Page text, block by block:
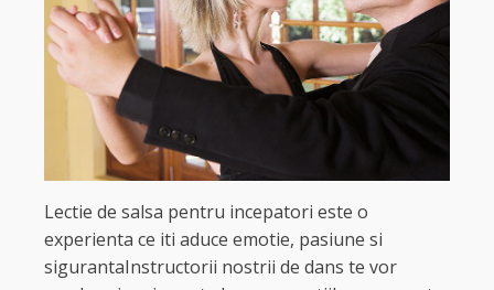
Lectie de salsa pentru incepatori este o
experienta ce iti aduce emotie, pasiune si
sigurantaInstructorii nostrii de dans te vor